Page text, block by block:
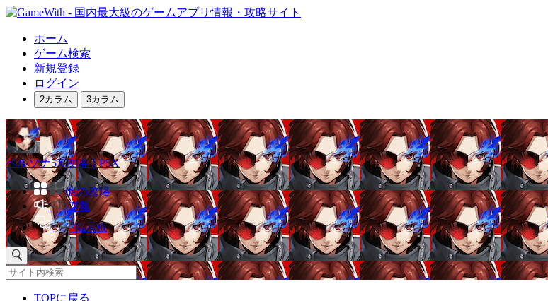
ホーム
ゲーム検索
新規登録
ログイン
2カラム 3カラム
ペルソナ5X攻略｜P5X
他の攻略
速報
掲示板
TOPに戻る